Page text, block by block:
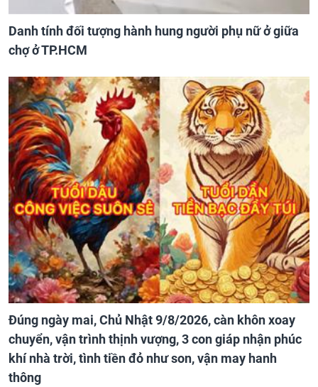
Danh tính đối tượng hành hung người phụ nữ ở giữa
chợ ở TP.HCM
Đúng ngày mai, Chủ Nhật 9/8/2026, càn khôn xoay
chuyển, vận trình thịnh vượng, 3 con giáp nhận phúc
khí nhà trời, tình tiền đỏ như son, vận may hanh
thông